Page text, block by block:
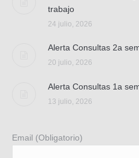
trabajo
24 julio, 2026
Alerta Consultas 2a
20 julio, 2026
Alerta Consultas 1a
13 julio, 2026
Email (Obligatorio)